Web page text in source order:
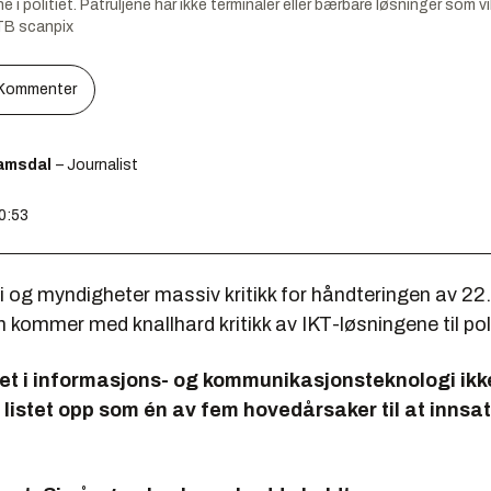
i politiet. Patruljene har ikke terminaler eller bærbare løsninger som
scanpix
– Journalist
og myndigheter massiv kritikk for håndteringen av
kommer med knallhard kritikk av IKT-løsningene til
i informasjons- og kommunikasjonsteknologi
opp som én av fem hovedårsaker til at